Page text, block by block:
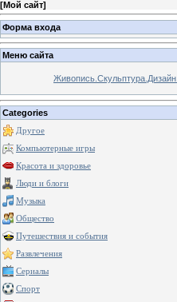
[Мой сайт]
Форма входа
Меню сайта
Живопись.Скульптура.Дизайн.
Categories
Другое
Компьютерные игры
Красота и здоровье
Люди и блоги
Музыка
Общество
Путешествия и события
Развлечения
Сериалы
Спорт